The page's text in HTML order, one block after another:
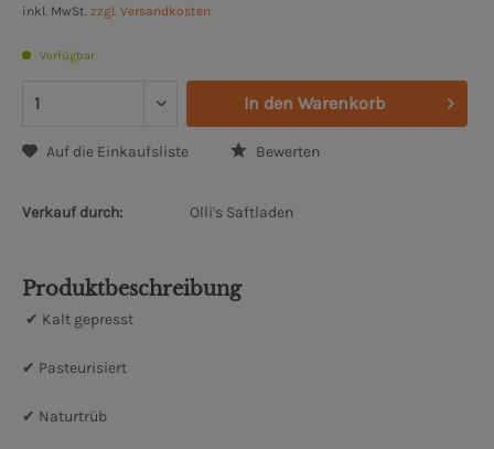
inkl. MwSt. zzgl. Versandkosten
Verfügbar
In den Warenkorb
Auf die Einkaufsliste Bewerten
Verkauf durch: Olli's Saftladen
Produktbeschreibung
✔ Kalt gepresst
✔ Pasteurisiert
✔ Naturtrüb